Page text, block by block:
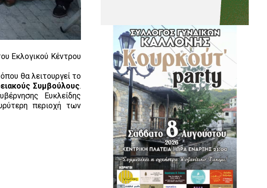
Εκλογικού Κέντρου
θα λειτουργεί το
Συμβούλους.
Ευκλείδης
περιοχή των